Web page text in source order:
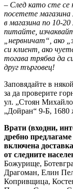
– След като сте се
посетете
в магазина по 10-
питайте,
„нервничат“, ако
си клиент, ако
тогава трябва да
друг търговец!
Заповядайте в
за да проверите
ул. „Стоян
„Дойран“ 9-Б, 1680
Врати (входни,
дребно
включена
от следните
Божурище,
Драгоман, Елин
Копривщица,